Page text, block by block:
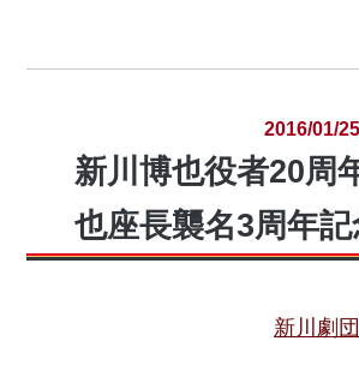
2016/01/
新川博也役者20周
也座長襲名3周年
新川劇団